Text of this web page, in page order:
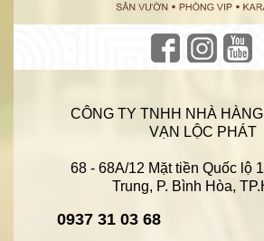
CÔNG TY TNHH NHÀ
VẠN LỘC PHÁT
68 - 68A/12 Mặt tiền Quốc lộ
Trung, P. Bình Hòa,
0937 31 03 68